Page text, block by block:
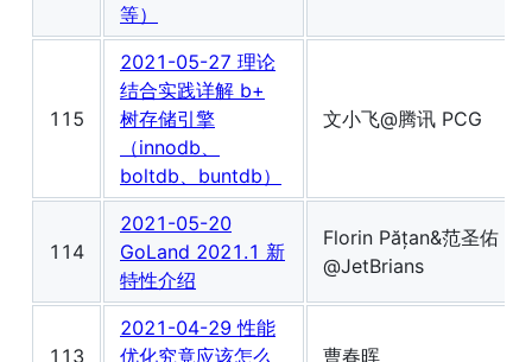
等）
115
2021-05-27 理论
结合实践详解 b+
树存储引擎
（innodb、
boltdb、buntdb）
文小飞@腾讯 PCG
114
2021-05-20
GoLand 2021.1 新
特性介绍
Florin Pățan&范圣佑
@JetBrians
113
2021-04-29 性能
优化究竟应该怎么
曹春晖